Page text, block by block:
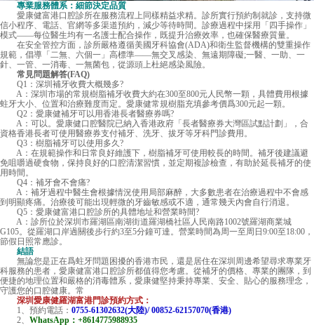
專業服務體系：細節決定品質
愛康健富港口腔診所在服務流程上同樣精益求精。診所實行預約制就診，支持微
信小程序、電話、官網等多渠道預約，減少等待時間。診療過程中採用「四手操作」
模式——每位醫生均有一名護士配合操作，既提升治療效率，也確保醫療質量。
在安全管控方面，診所嚴格遵循美國牙科協會(ADA)和衛生監督機構的雙重操作
規範，倡導「二無、六個一」高標準——無交叉感染、無遠期障礙;一醫、一助、一
針、一管、一消毒、一無菌包，從源頭上杜絕感染風險。
常見問題解答(FAQ)
Q1：深圳補牙收費大概幾多?
A：深圳市場的常規樹脂補牙收費大約在300至800元人民幣一顆，具體費用根據
蛀牙大小、位置和治療難度而定。愛康健常規樹脂充填參考價爲300元起一顆。
Q2：愛康健補牙可以用香港長者醫療券嗎?
A：可以。愛康健口腔醫院已納入香港政府「長者醫療券大灣區試點計劃」，合
資格香港長者可使用醫療券支付補牙、洗牙、拔牙等牙科門診費用。
Q3：樹脂補牙可以使用多久?
A：在規範操作和日常良好維護下，樹脂補牙可使用較長的時間。補牙後建議避
免咀嚼過硬食物，保持良好的口腔清潔習慣，並定期複診檢查，有助於延長補牙的使
用時間。
Q4：補牙會不會痛?
A：補牙過程中醫生會根據情況使用局部麻醉，大多數患者在治療過程中不會感
到明顯疼痛。治療後可能出現輕微的牙齒敏感或不適，通常幾天內會自行消退。
Q5：愛康健富港口腔診所的具體地址和營業時間?
A：診所位於深圳市羅湖區南湖街道羅湖橋社區人民南路1002號羅湖商業城
G105。從羅湖口岸過關後步行約3至5分鐘可達。營業時間為周一至周日9:00至18:00，
節假日照常應診。
結語
無論您是正在爲蛀牙問題困擾的香港市民，還是居住在深圳周邊希望尋求專業牙
科服務的患者，愛康健富港口腔診所都值得您考慮。從補牙的價格、專業的團隊，到
便捷的地理位置和嚴格的消毒體系，愛康健堅持秉持專業、安全、貼心的服務理念，
守護您的口腔健康。常
深圳愛康健羅湖富港門診預約方式：
1、預約電話： 0755-61302632(大陸)/ 00852-62157070(香港)
2、 WhatsApp：+8614775988935